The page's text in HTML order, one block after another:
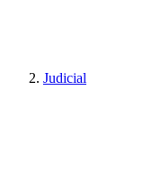
Judicial